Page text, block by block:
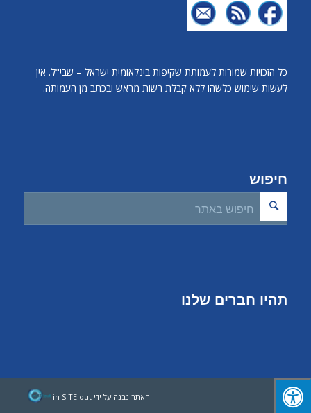
כל הזכויות שמורות לעמותת שקיפות בינלאומית ישראל – שבי"ל. אין
לעשות שימוש כלשהו ללא קבלת רשות מראש ובכתב מן העמותה.
חיפוש
תהיו חברים שלנו
האתר נבנה על ידיin SITE out